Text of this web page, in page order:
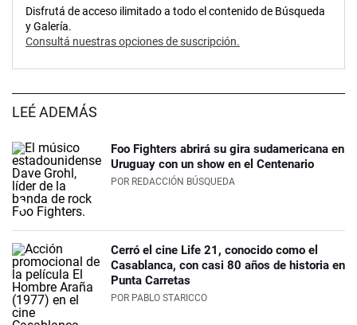
Disfrutá de acceso ilimitado a todo el contenido de Búsqueda
y Galería.
Consultá nuestras opciones de suscripción.
LEÉ ADEMÁS
Foo Fighters abrirá su gira sudamericana en
Uruguay con un show en el Centenario
POR REDACCIÓN BÚSQUEDA
Cerró el cine Life 21, conocido como el
Casablanca, con casi 80 años de historia en
Punta Carretas
POR PABLO STARICCO